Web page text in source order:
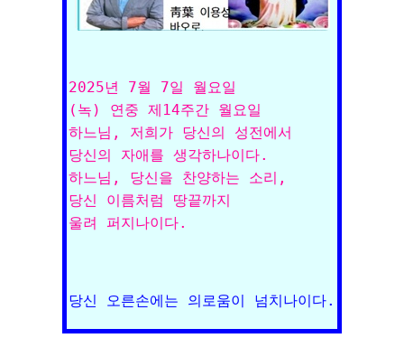
2025년 7월 7일 월요일
(녹) 연중 제14주간 월요일
하느님, 저희가 당신의 성전에서
당신의 자애를 생각하나이다.
하느님, 당신을 찬양하는 소리,
당신 이름처럼 땅끝까지
당신 오른손에는 의로움이 넘치나이다.